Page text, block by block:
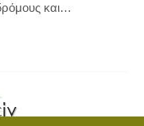
και…